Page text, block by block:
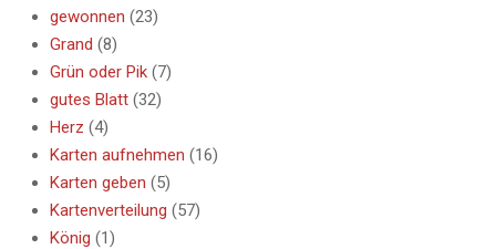
gewonnen (23)
Grand (8)
Grün oder Pik (7)
gutes Blatt (32)
Herz (4)
Karten aufnehmen (16)
Karten geben (5)
Kartenverteilung (57)
König (1)